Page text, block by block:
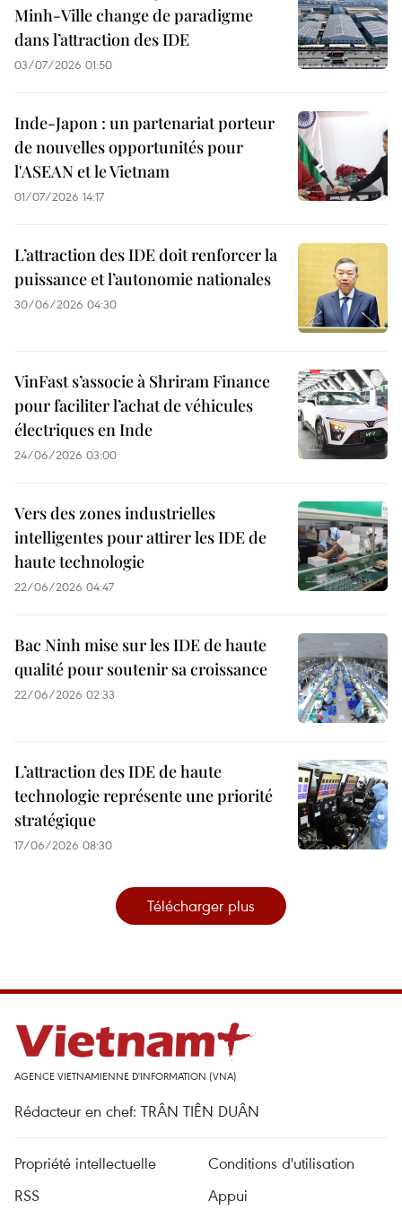
Minh-Ville change de paradigme
dans l’attraction des IDE
03/07/2026 01:50
Inde-Japon : un partenariat porteur
de nouvelles opportunités pour
l'ASEAN et le Vietnam
01/07/2026 14:17
L’attraction des IDE doit renforcer la
puissance et l’autonomie nationales
30/06/2026 04:30
VinFast s’associe à Shriram Finance
pour faciliter l’achat de véhicules
électriques en Inde
24/06/2026 03:00
Vers des zones industrielles
intelligentes pour attirer les IDE de
haute technologie
22/06/2026 04:47
Bac Ninh mise sur les IDE de haute
qualité pour soutenir sa croissance
22/06/2026 02:33
L’attraction des IDE de haute
technologie représente une priorité
stratégique
17/06/2026 08:30
Télécharger plus
AGENCE VIETNAMIENNE D'INFORMATION (VNA)
Rédacteur en chef: TRÂN TIÊN DUÂN
Propriété intellectuelle
Conditions d'utilisation
RSS
Appui